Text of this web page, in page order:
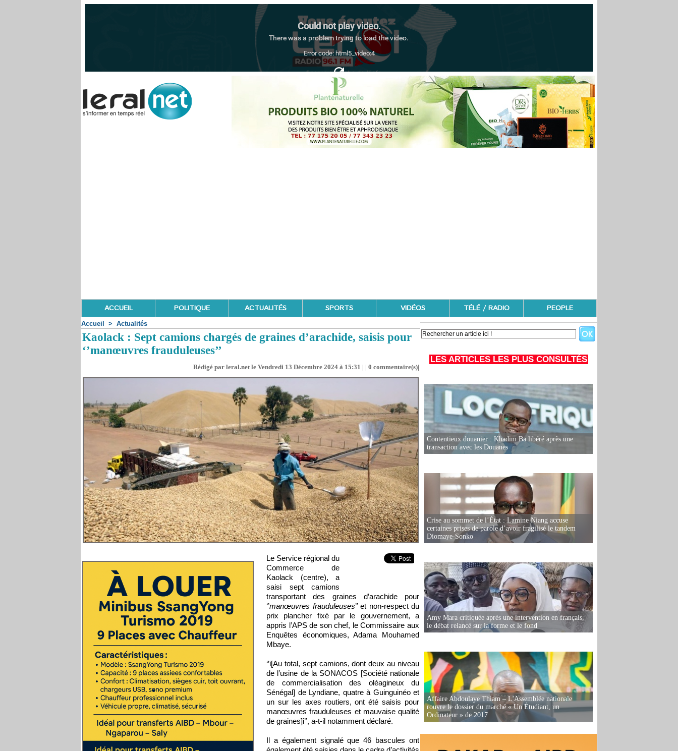
ACCUEIL POLITIQUE ACTUALITÉS SPORTS VIDÉOS TÉLÉ / RADIO PEOPLE
Accueil > Actualités
Kaolack : Sept camions chargés de graines d’arachide, saisis pour
‘’manœuvres frauduleuses’’
Rédigé par leral.net le Vendredi 13 Décembre 2024 à 15:31 | | 0 commentaire(s)|
Le Service régional du
Commerce de
Kaolack (centre), a
saisi sept camions
transportant des graines d’arachide pour
‘’manœuvres frauduleuses’’ et non-respect du
prix plancher fixé par le gouvernement, a
appris l’APS de son chef, le Commissaire aux
Enquêtes économiques, Adama Mouhamed
Mbaye.
‘’i[Au total, sept camions, dont deux au niveau
de l’usine de la SONACOS [Société nationale
de commercialisation des oléagineux du
Sénégal] de Lyndiane, quatre à Guinguinéo et
un sur les axes routiers, ont été saisis pour
manœuvres frauduleuses et mauvaise qualité
de graines]i’’, a-t-il notamment déclaré.
Il a également signalé que 46 bascules ont
LES ARTICLES LES PLUS CONSULTÉS
Contentieux douanier : Khadim Ba libéré après une
transaction avec les Douanes
Crise au sommet de l’État : Lamine Niang accuse
certaines prises de parole d’avoir fragilisé le tandem
Diomaye-Sonko
Amy Mara critiquée après une intervention en français,
le débat relancé sur la forme et le fond
Affaire Abdoulaye Thiam – L'Assemblée nationale
rouvre le dossier du marché « Un Étudiant, un
Ordinateur » de 2017